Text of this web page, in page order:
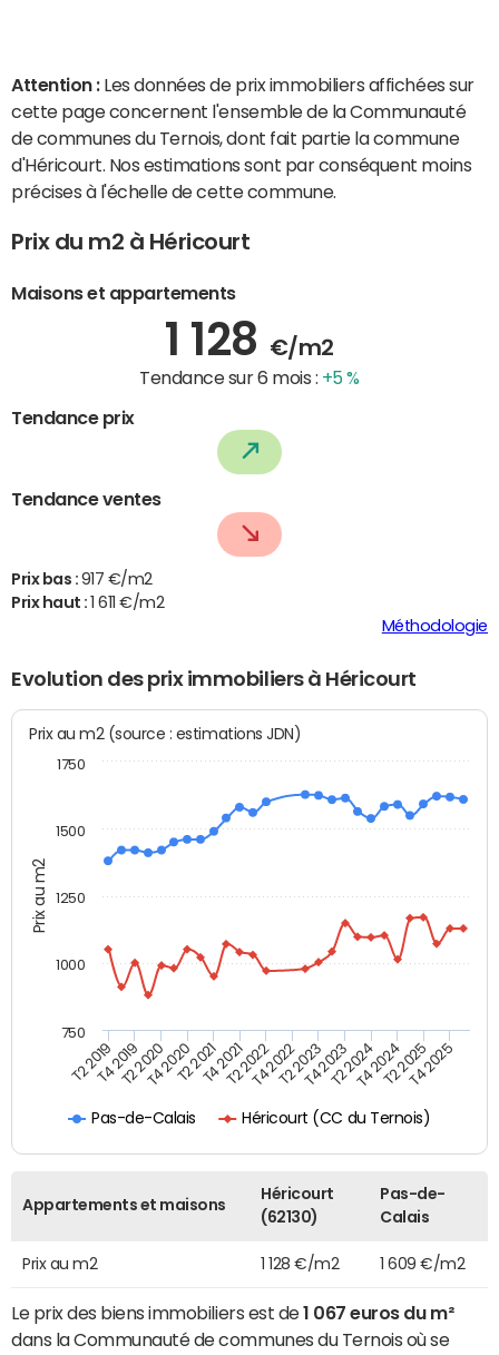
Attention : Les données de prix immobiliers affichées sur
cette page concernent l'ensemble de la Communauté
de communes du Ternois, dont fait partie la commune
d'Héricourt. Nos estimations sont par conséquent moins
précises à l'échelle de cette commune.
Prix du m2 à Héricourt
Maisons et appartements
1 128 €/m2
Tendance sur 6 mois : +5 %
Tendance prix
Tendance ventes
Prix bas : 917 €/m2
Prix haut :
1 611 €/m2
Méthodologie
Evolution des prix immobiliers à Héricourt
Prix au m2
Prix au m2 (source : estimations JDN)
Pas-de-Calais Héricourt (CC du Ternois)
T2 2019T4 2019T2 2020T4 2020T2 2021T4 2021T2 2022T4 2022T2 2023T4 2023T2 2024T4 2024T2 2025T4 2025
1000
750
1250
1500
1750
Appartements et maisons
Héricourt
(62130)
Pas-de-
Calais
Prix au m2 1 128 €/m2 1 609 €/m2
Le prix des biens immobiliers est de1 067 euros du m²
dans la Communauté de communes du Ternois où se